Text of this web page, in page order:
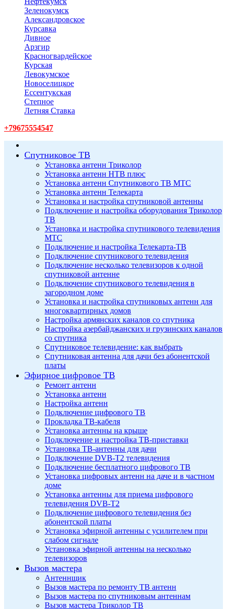
Зеленокумск
Александровское
Курсавка
Дивное
Арзгир
Красногвардейское
Курская
Левокумское
Новоселицкое
Ессентукская
Степное
Летняя Ставка
+79675554547
Спутниковое ТВ
Установка антенн Триколор
Установка антенн НТВ плюс
Установка антенн Спутникового ТВ МТС
Установка антенн Телекарта
Установка и настройка спутниковой антенны
Подключение и настройка оборудования Триколор
ТВ
Установка и настройка спутникового телевидения
МТС
Подключение и настройка Телекарта-ТВ
Подключение спутникового телевидения
Подключение несколько телевизоров к одной
спутниковой антенне
Подключение спутникового телевидения в
загородном доме
Установка и настройка спутниковых антенн для
многоквартирных домов
Настройка армянских каналов со спутника
Настройка азербайджанских и грузинских каналов
со спутника
Спутниковое телевидение: как выбрать
Спутниковая антенна для дачи без абонентской
платы
Эфирное цифровое ТВ
Ремонт антенн
Установка антенн
Настройка антенн
Подключение цифрового ТВ
Прокладка ТВ-кабеля
Установка антенны на крыше
Подключение и настройка ТВ-приставки
Установка ТВ-антенны для дачи
Подключение DVB-T2 телевидения
Подключение бесплатного цифрового ТВ
Установка цифровых антенн на даче и в частном
доме
Установка антенны для приема цифрового
телевидения DVB-T2
Подключение цифрового телевидения без
абонентской платы
Установка эфирной антенны с усилителем при
слабом сигнале
Установка эфирной антенны на несколько
телевизоров
Вызов мастера
Антеннщик
Вызов мастера по ремонту ТВ антенн
Вызов мастера по спутниковым антеннам
Вызов мастера Триколор ТВ